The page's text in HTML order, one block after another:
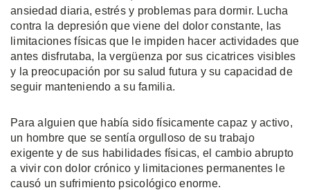
ansiedad diaria, estrés y problemas para dormir. Lucha
contra la depresión que viene del dolor constante, las
limitaciones físicas que le impiden hacer actividades que
antes disfrutaba, la vergüenza por sus cicatrices visibles
y la preocupación por su salud futura y su capacidad de
seguir manteniendo a su familia.
Para alguien que había sido físicamente capaz y activo,
un hombre que se sentía orgulloso de su trabajo
exigente y de sus habilidades físicas, el cambio abrupto
a vivir con dolor crónico y limitaciones permanentes le
causó un sufrimiento psicológico enorme.